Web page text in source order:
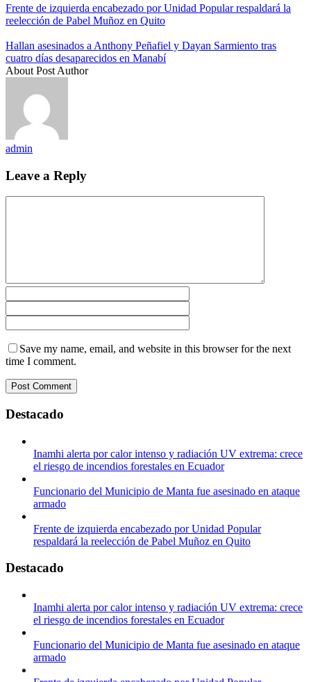
Frente de izquierda encabezado por Unidad Popular respaldará la
reelección de Pabel Muñoz en Quito
Hallan asesinados a Anthony Peñafiel y Dayan Sarmiento tras
cuatro días desaparecidos en Manabí
About Post Author
admin
Leave a Reply
Save my name, email, and website in this browser for the next
time I comment.
Destacado
Inamhi alerta por calor intenso y radiación UV extrema: crece
el riesgo de incendios forestales en Ecuador
Funcionario del Municipio de Manta fue asesinado en ataque
armado
Frente de izquierda encabezado por Unidad Popular
respaldará la reelección de Pabel Muñoz en Quito
Destacado
Inamhi alerta por calor intenso y radiación UV extrema: crece
el riesgo de incendios forestales en Ecuador
Funcionario del Municipio de Manta fue asesinado en ataque
armado